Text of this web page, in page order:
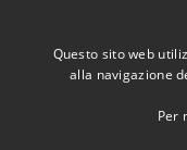
Email:
Pec:
Questo sito web
alla navigazione
Per